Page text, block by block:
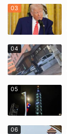
03
04
05
06